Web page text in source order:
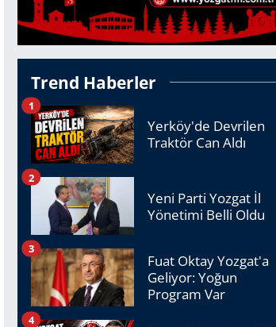
Trend Haberler
Yerköy'de Devrilen
Traktör Can Aldı
1
Yeni Parti Yozgat İl
Yönetimi Belli Oldu
2
Fuat Oktay Yozgat'a
Geliyor: Yoğun
Program Var
3
4